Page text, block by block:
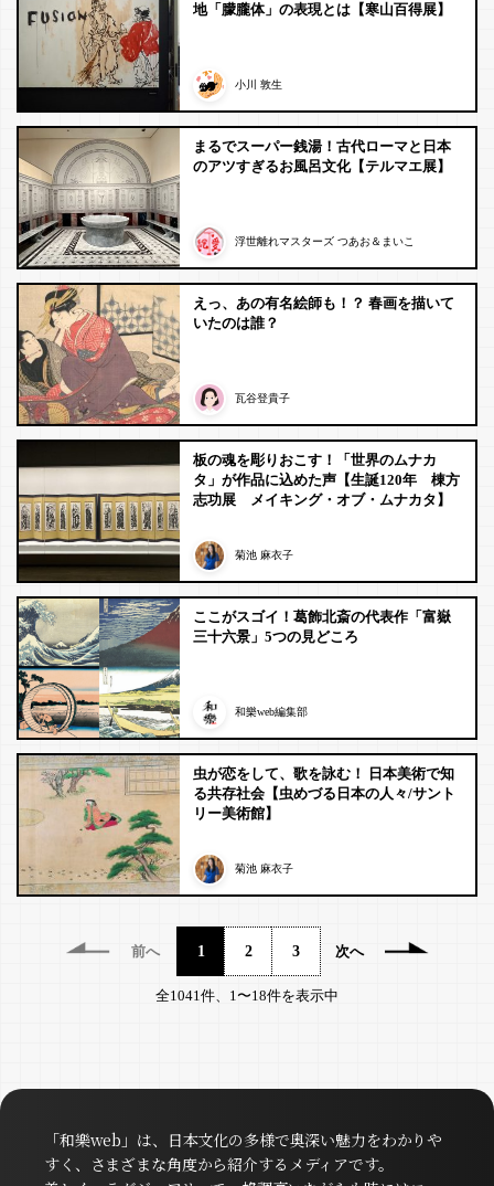
地「朦朧体」の表現とは【寒山百得展】
小川 敦生
まるでスーパー銭湯！古代ローマと日本
のアツすぎるお風呂文化【テルマエ展】
浮世離れマスターズ つあお＆まいこ
えっ、あの有名絵師も！？ 春画を描いて
いたのは誰？
瓦谷登貴子
板の魂を彫りおこす！「世界のムナカ
タ」が作品に込めた声【生誕120年 棟方
志功展 メイキング・オブ・ムナカタ】
菊池 麻衣子
ここがスゴイ！葛飾北斎の代表作「富嶽
三十六景」5つの見どころ
和樂web編集部
虫が恋をして、歌を詠む！ 日本美術で知
る共存社会【虫めづる日本の人々/サント
リー美術館】
菊池 麻衣子
前へ 1 2 3 次へ
全1041件、1〜18件を表示中
「和樂web」は、日本文化の多様で奥深い魅力をわかりや
すく、さまざまな角度から紹介するメディアです。